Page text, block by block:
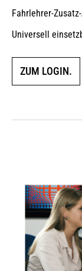
Fahrlehrer-
Universell
ZUM LOGIN.